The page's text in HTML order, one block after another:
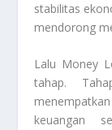
stabilitas
mendorong
Lalu Money
tahap.
keuangan